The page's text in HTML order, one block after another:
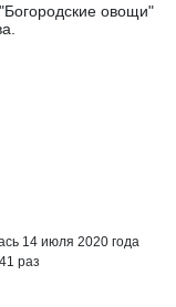
овощи"
14 июля 2020 года
раз